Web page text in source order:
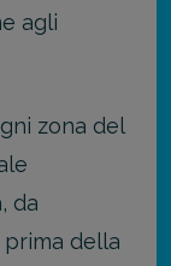
agli
zona del
da
della